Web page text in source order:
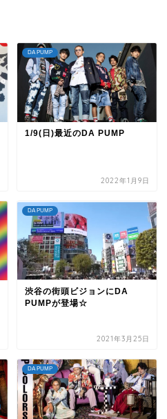
DA PUMP
1/9(日)最近のDA PUMP
2022年1月9日
DA PUMP
渋谷の街頭ビジョンにDA
PUMPが登場☆
2021年3月25日
DA PUMP